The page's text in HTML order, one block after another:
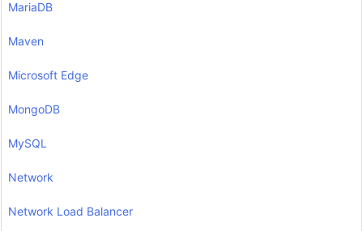
MariaDB
Maven
Microsoft Edge
MongoDB
MySQL
Network
Network Load Balancer